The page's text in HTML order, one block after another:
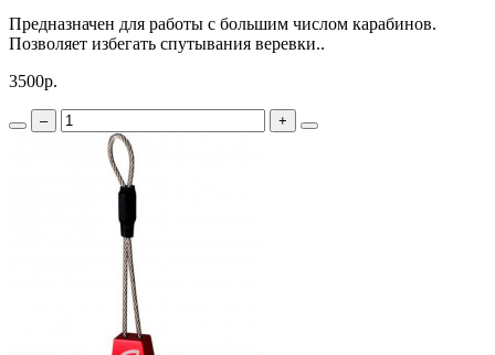
Предназначен для работы с большим числом карабинов.
Позволяет избегать спутывания веревки..
3500р.
– +